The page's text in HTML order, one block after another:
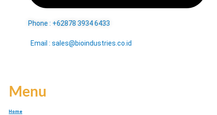
Phone : +62878 3934 6433
Email : sales@bioindustries.co.id
Menu
Home